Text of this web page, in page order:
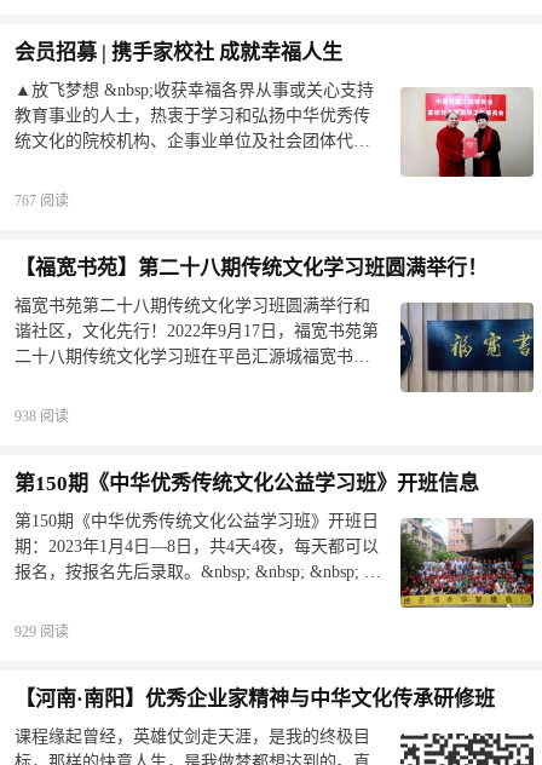
面，因、緣、果、理、事、體、相、用，從這八
個角度看事情，這樣我們看事就不會侷限在一
點、一個時候。像這個緣，它就是客觀的狀況。
我們正處於一個大時代，我們本身炎黃子孫現在
對自己的五千年文明都不是很熟悉了，這也是一
比較圓的心態。我自己觀察自己成長的過程就有
律、有方向、有动力，成为一名志向远大、德才
兼备的中国好少年。中国智慧工程研究会家校社
共育指导工作委员会培训中心诚挚地欢迎渴望学
习、渴望优秀的孩子们参加“好习惯养成冬令营”！
12:48小营员王伟喆的心里话王伟喆内心充满了感
会员招募 | 携手家校社 成就幸福人生
▲放飞梦想 &nbsp;收获幸福各界从事或关心支持
教育事业的人士，热衷于学习和弘扬中华优秀传
统文化的院校机构、企事业单位及社会团体代
会员之家，我们可以携手共同实现传统文化进家
优先承办“新时代家庭家教家风”全国公益巡讲活动
及大型传统文化公益论坛等活动的机会，可以优
先参加我会即将开办的各类学习班，可以与我们
天天线上学习经典，还有知名老师及时答疑；由
实践教学经验丰富的老师亲自指导。我们愿与您
会，助力复兴伟大中国梦贡献力量！▲携手家校
本情况和会员权利及义务，认同并自愿加入本
会。
767 阅读
【福宽书苑】第二十八期传统文化学习班圆满举行！
福宽书苑第二十八期传统文化学习班圆满举行和
谐社区，文化先行！2022年9月17日，福宽书苑第
二十八期传统文化学习班在平邑汇源城福宽书苑
传统文化，让更多的人通过学习传统文化而受
到课程开始主持人介绍老师、课程内容及课程的
意义课程在慷慨激昂的国歌声中开始。向志诚大
圣先师孔老夫子行礼。老师授课白兴亮老师从“国
学素养、立德树人”的角度，用幽默易懂的语言，
从中国的语言文字讲到中国的传统文化，倡导大
学科学”，把中国传统文化带入到生活当中。学
用通俗易懂的语言，把做好五伦、八德对我们生
活的影响解析的非常透彻，让大家对传统文化有
了更深刻的认识，老师讲到把所学的内容运用到
938 阅读
第150期《中华优秀传统文化公益学习班》开班信息
第150期《中华优秀传统文化公益学习班》开班日
期：2023年1月4日—8日，共4天4夜，每天都可以
报名，按报名先后录取。&nbsp; &nbsp; &nbsp; 亲
统文化公益学习班》，是纯公益的优秀传统文化
&nbsp; 本书院建成于2010年9月，由桂林市民政局
批准成立。书院以遵守国家法律法规为前提，以
传承中华优秀传统文化为己任，为社会大众长期
929 阅读
【河南·南阳】优秀企业家精神与中华文化传承研修班
课程缘起曾经，英雄仗剑走天涯，是我的终极目